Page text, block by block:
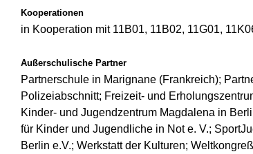
Kooperationen
in Kooperation mit 11B01, 11B02, 11G01,
Außerschulische Partner
Partnerschule in Marignane (Frankreich);
Polizeiabschnitt; Freizeit- und
Kinder- und Jugendzentrum Magdalena in
für Kinder und Jugendliche in Not e. V.;
Berlin e.V.; Werkstatt der Kulturen;